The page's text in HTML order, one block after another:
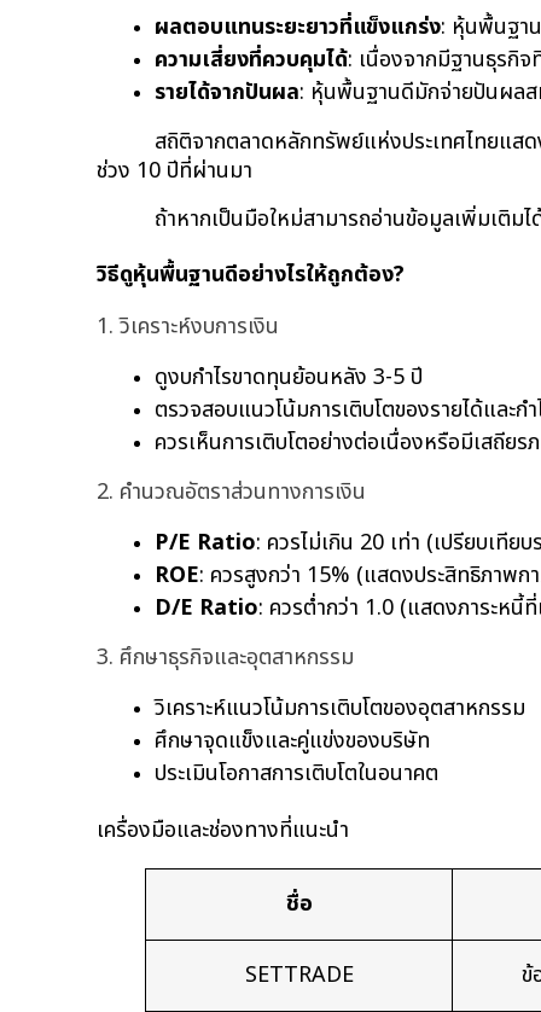
ผลตอบแทนระยะยาวที่แข็งแกร่ง: หุ้นพื้นฐา
ความเสี่ยงที่ควบคุมได้: เนื่องจากมีฐานธุรกิ
รายได้จากปันผล: หุ้นพื้นฐานดีมักจ่ายปันผลส
สถิติจากตลาดหลักทรัพย์แห่งประเทศไทยแส
ช่วง 10 ปีที่ผ่านมา
ถ้าหากเป็นมือใหม่สามารถอ่านข้อมูลเพิ่มเติมไ
วิธีดูหุ้นพื้นฐานดีอย่างไรให้ถูกต้อง?
1. วิเคราะห์งบการเงิน
ดูงบกำไรขาดทุนย้อนหลัง 3-5 ปี
ตรวจสอบแนวโน้มการเติบโตของรายได้และก
ควรเห็นการเติบโตอย่างต่อเนื่องหรือมีเสถียร
2. คำนวณอัตราส่วนทางการเงิน
P/E Ratio: ควรไม่เกิน 20 เท่า (เปรียบเทียบ
ROE: ควรสูงกว่า 15% (แสดงประสิทธิภาพก
D/E Ratio: ควรต่ำกว่า 1.0 (แสดงภาระหนี้ที่
3. ศึกษาธุรกิจและอุตสาหกรรม
วิเคราะห์แนวโน้มการเติบโตของอุตสาหกรรม
ศึกษาจุดแข็งและคู่แข่งของบริษัท
ประเมินโอกาสการเติบโตในอนาคต
เครื่องมือและช่องทางที่แนะนำ
ชื่อ
SETTRADE ข้